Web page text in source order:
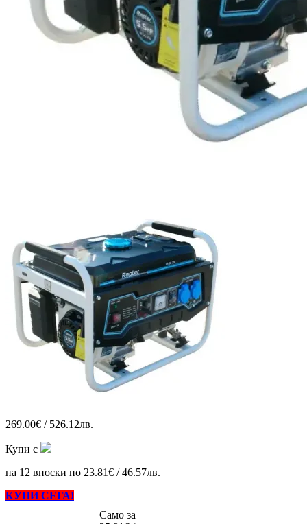
269.00€ / 526.12лв.
Купи с
на 12 вноски по 23.81€ / 46.57лв.
КУПИ СЕГА!
Само за